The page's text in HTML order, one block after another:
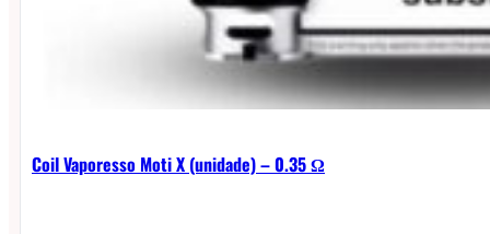
Coil Vaporesso Moti X (unidade) – 0.35 Ω